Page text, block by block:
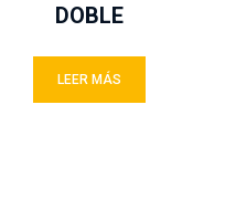
DOBLE
LEER MÁS